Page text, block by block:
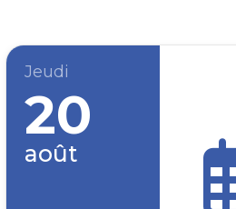
Jeudi
20
août